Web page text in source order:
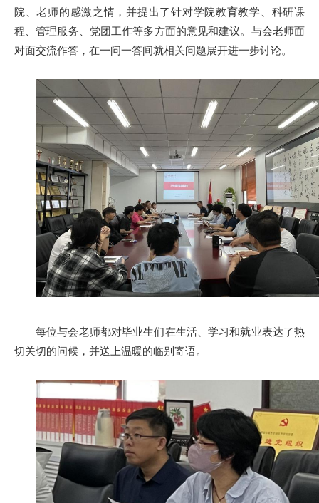
院、老师的感激之情，并提出了针对学院教育教学、科研课
程、管理服务、党团工作等多方面的意见和建议。与会老师面
对面交流作答，在一问一答间就相关问题展开进一步讨论。
每位与会老师都对毕业生们在生活、学习和就业表达了热
切关切的问候，并送上温暖的临别寄语。